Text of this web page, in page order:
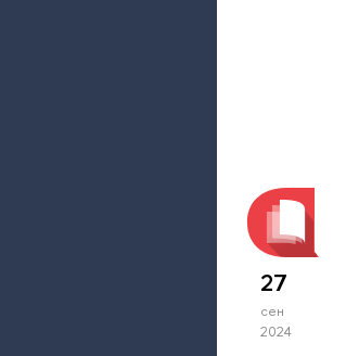
27
сен
2024